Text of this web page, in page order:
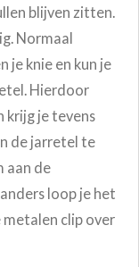
blijven zitten.
Normaal
je knie en kun je
Hierdoor
krijg je tevens
de jarretel te
aan de
loop je het
metalen clip over